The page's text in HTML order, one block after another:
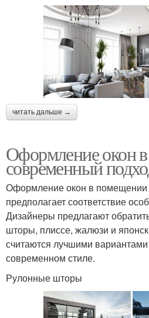
читать дальше →
Оформление окон в
современный
Оформление окон в помещении
предполагает соответствие
Дизайнеры предлагают
шторы, плиссе, жалюзи и
считаются лучшими
современном стиле.
Рулонные шторы